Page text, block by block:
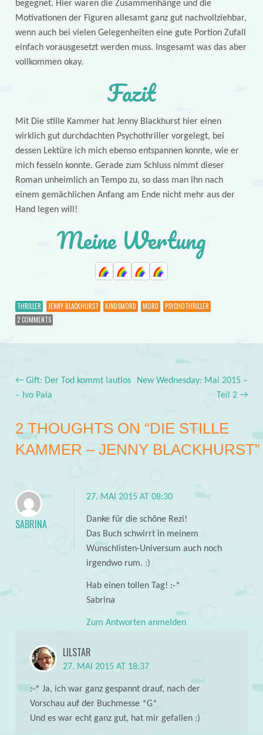
begegnet. Hier waren die Zusammenhänge und die
Motivationen der Figuren allesamt ganz gut nachvollziehbar,
wenn auch bei vielen Gelegenheiten eine gute Portion Zufall
einfach vorausgesetzt werden muss. Insgesamt was das aber
vollkommen okay.
Fazit
Mit Die stille Kammer hat Jenny Blackhurst hier einen
wirklich gut durchdachten Psychothriller vorgelegt, bei
dessen Lektüre ich mich ebenso entspannen konnte, wie er
mich fesseln konnte. Gerade zum Schluss nimmt dieser
Roman unheimlich an Tempo zu, so dass man ihn nach
einem gemächlichen Anfang am Ende nicht mehr aus der
Hand legen will!
Meine Wertung
THRILLER JENNY BLACKHURST KINDSMORD MORD
PSYCHOTHRILLER
2 COMMENTS
Post navigation
←Gift: Der Tod kommt lautlos
– Ivo Pala
New Wednesday: Mai 2015 –
Teil 2→
2 THOUGHTS ON “DIE STILLE
KAMMER – JENNY BLACKHURST”
SABRINA
27. MAI 2015 AT 08:30
Danke für die schöne Rezi!
Das Buch schwirrt in meinem
Wunschlisten-Universum auch noch
irgendwo rum. :)
Hab einen tollen Tag! :-*
Sabrina
Zum Antworten anmelden
LILSTAR
27. MAI 2015 AT 18:37
:-* Ja, ich war ganz gespannt drauf, nach der
Vorschau auf der Buchmesse *G*
Und es war echt ganz gut, hat mir gefallen :)